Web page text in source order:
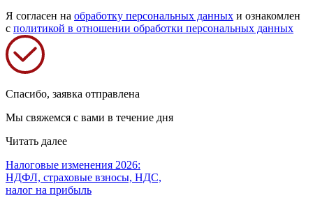
Я согласен на обработку персональных данных и ознакомлен
с политикой в отношении обработки персональных данных
Спасибо, заявка отправлена
Мы свяжемся с вами в течение дня
Читать далее
Налоговые изменения 2026:
НДФЛ, страховые взносы, НДС,
налог на прибыль